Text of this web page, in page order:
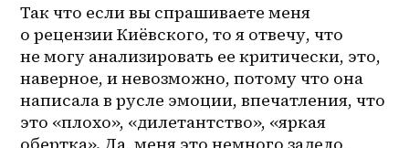
Так что если вы спрашиваете меня
о рецензии Киёвского, то я отвечу, что
не могу анализировать ее критически, это,
наверное, и невозможно, потому что она
написала в русле эмоции, впечатления, что
это «плохо», «дилетантство», «яркая